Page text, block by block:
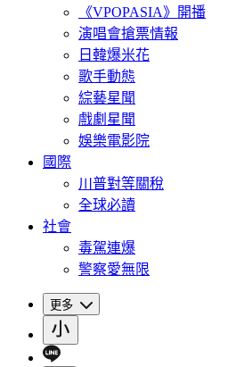
《VPOPASIA》開播
演唱會搶票情報
日韓爆米花
歌手動態
綜藝星聞
戲劇星聞
娛樂電影院
國際
川普對等關稅
全球必讀
社會
毒駕連爆
警察愛無限
更多